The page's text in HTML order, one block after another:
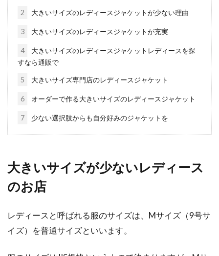
スウェットは夏にピッタリ！レディ
かべますか。おそらく、リラックスウェアやス
2 大きいサイズのレディースジャケットが少ない理由
3 大きいサイズのレディースジャケットが充実
4
大きいサイズのレディースジャケットレディースを探
すなら通販で
5 大きいサイズ専門店のレディースジャケット
6 オーダーで作る大きいサイズのレディースジャケット
7 少ない選択肢からも自分好みのジャケットを
大きいサイズが少ないレディース
のお店
レディースと呼ばれる服のサイズは、Mサイズ（9号サ
イズ）を普通サイズといいます。